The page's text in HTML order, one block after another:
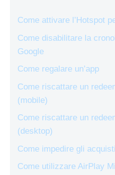
Come attivare l’Hotspot
Come disabilitare la
Google
Come regalare un’app
Come riscattare un
(mobile)
Come riscattare un
(desktop)
Come impedire gli
Come utilizzare AirPlay